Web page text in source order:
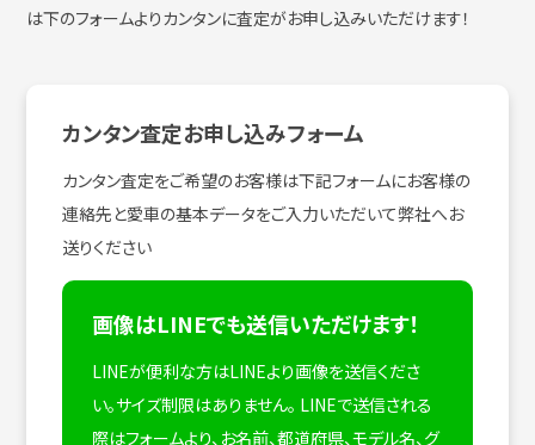
は下のフォームよりカンタンに査定がお申し込みいただけます！
カンタン査定お申し込みフォーム
カンタン査定をご希望のお客様は下記フォームにお客様の
連絡先と愛車の基本データをご入力いただいて弊社へお
送りください
画像はLINEでも送信いただけます！
LINEが便利な方はLINEより画像を送信くださ
い。サイズ制限はありません。 LINEで送信される
際はフォームより、お名前、都道府県、モデル名、グ